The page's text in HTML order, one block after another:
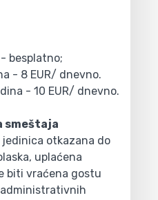
besplatno;
- 8 EUR/ dnevno.
- 10 EUR/ dnevno.
smeštaja
jedinica otkazana do
uplaćena
biti vraćena gostu
administrativnih